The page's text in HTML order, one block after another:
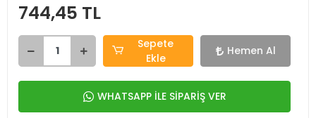
744,45 TL
Sepete
Ekle
Hemen Al
WHATSAPP İLE SİPARİŞ VER